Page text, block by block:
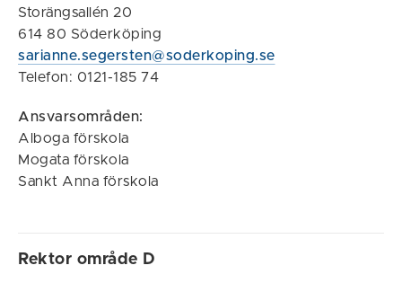
Storängsallén 20
614 80 Söderköping
sarianne.segersten@soderkoping.se
Telefon: 0121-185 74
Ansvarsområden:
Alboga förskola
Mogata förskola
Sankt Anna förskola
Rektor område D